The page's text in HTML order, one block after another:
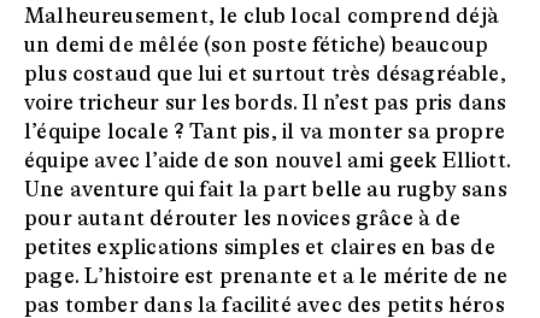
Malheureusement, le club local comprend déjà
un demi de mêlée (son poste fétiche) beaucoup
plus costaud que lui et surtout très désagréable,
voire tricheur sur les bords. Il n’est pas pris dans
l’équipe locale ? Tant pis, il va monter sa propre
équipe avec l’aide de son nouvel ami geek Elliott.
Une aventure qui fait la part belle au rugby sans
pour autant dérouter les novices grâce à de
petites explications simples et claires en bas de
page. L’histoire est prenante et a le mérite de ne
pas tomber dans la facilité avec des petits héros